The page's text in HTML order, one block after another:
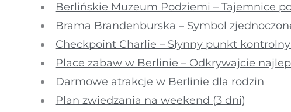
Berlińskie Muzeum Podziemi – Tajemnice
Brama Brandenburska – Symbol
Checkpoint Charlie – Słynny punkt
Place zabaw w Berlinie – Odkrywajcie
Darmowe atrakcje w Berlinie dla rodzin
Plan zwiedzania na weekend (3 dni)